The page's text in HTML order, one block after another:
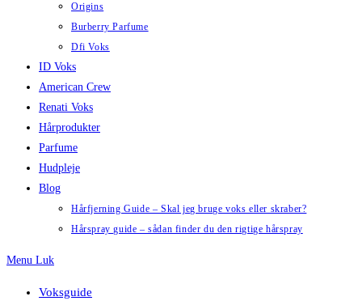
Origins
Burberry Parfume
Dfi Voks
ID Voks
American Crew
Renati Voks
Hårprodukter
Parfume
Hudpleje
Blog
Hårfjerning Guide – Skal jeg bruge voks eller skraber?
Hårspray guide – sådan finder du den rigtige hårspray
Menu Luk
Voksguide